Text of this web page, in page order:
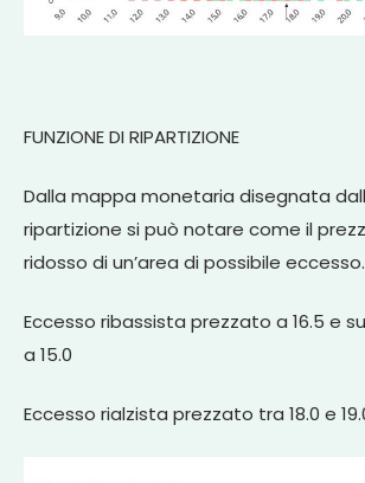
FUNZIONE DI RIPARTIZIONE
Dalla mappa monetaria disegnata
ripartizione si può notare come il
ridosso di un’area di possibile eccesso.
Eccesso ribassista prezzato a 16.5 e
a 15.0
Eccesso rialzista prezzato tra 18.0 e